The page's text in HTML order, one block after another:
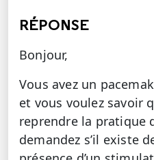
RÉPONSE
Bonjour,
Vous avez un
et vous voulez savoir
reprendre la pratique
demandez s’il existe